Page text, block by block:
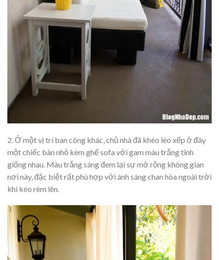
2. Ở một vị trí ban công khác, chủ nhà đã khéo léo xếp ở đây
một chiếc bàn nhỏ kèm ghế sofa với gam màu trắng tinh
giống nhau. Màu trắng sáng đem lại sự mở rộng không gian
nơi này, đặc biệt rất phù hợp với ánh sáng chan hòa ngoài trời
khi kéo rèm lên.